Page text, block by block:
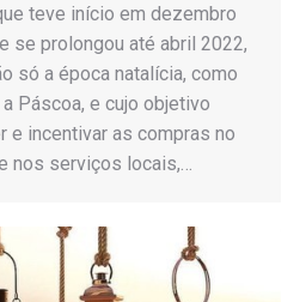
teve início em dezembro
se prolongou até abril 2022,
só a época natalícia, como
Páscoa, e cujo objetivo
e incentivar as compras no
nos serviços locais,…